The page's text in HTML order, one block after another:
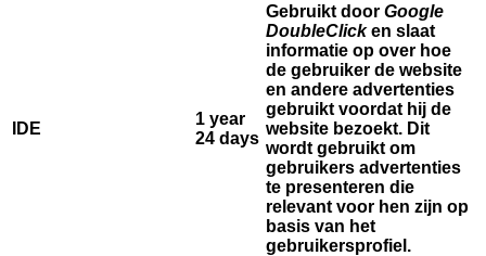
IDE
1 year
24 days
Gebruikt door Google
DoubleClicken slaat
informatie op over hoe
de gebruiker de website
en andere advertenties
gebruikt voordat hij de
website bezoekt. Dit
wordt gebruikt om
gebruikers advertenties
te presenteren die
relevant voor hen zijn op
basis van het
gebruikersprofiel.